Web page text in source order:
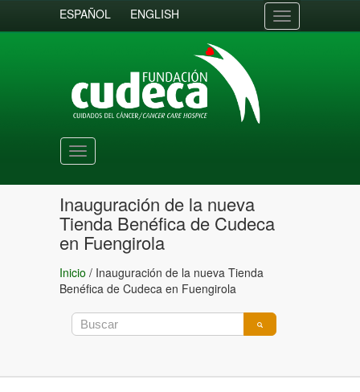
ESPAÑOL ENGLISH
Toggle
navigation
Toggle
navigation
Inauguración de la nueva
Tienda Benéfica de Cudeca
en Fuengirola
Inicio / Inauguración de la nueva Tienda
Benéfica de Cudeca en Fuengirola